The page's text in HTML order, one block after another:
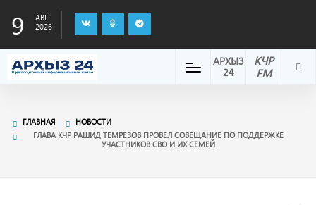
9
АВГ
2026
КЧР
FM
АРХЫЗ
24
ГЛАВНАЯ
НОВОСТИ
ГЛАВА КЧР РАШИД ТЕМРЕЗОВ ПРОВЕЛ СОВЕЩАНИЕ ПО ПОДДЕРЖКЕ
УЧАСТНИКОВ СВО И ИХ СЕМЕЙ